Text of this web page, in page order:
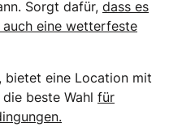
Sorgt dafür, dass es
eine wetterfeste
bietet eine Location mit
beste Wahl für